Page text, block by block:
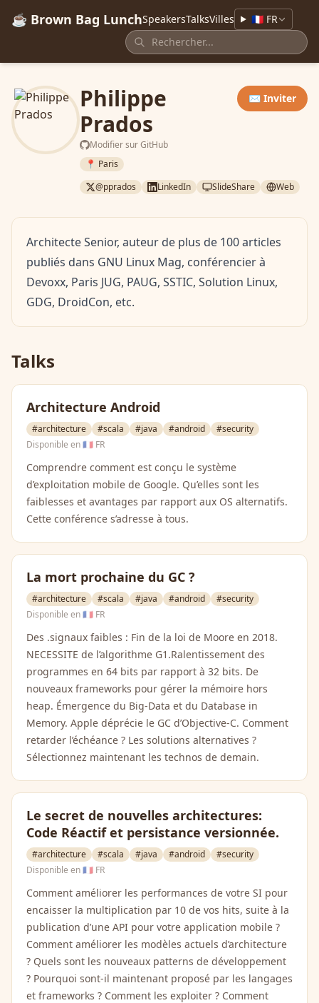
☕ Brown Bag LunchSpeakersTalksVilles 🇫🇷 FR
Philippe
Prados
Modifier sur GitHub
✉️ Inviter
📍 Paris
@pprados
LinkedIn SlideShare Web
Architecte Senior, auteur de plus de 100 articles
publiés dans GNU Linux Mag, conférencier à
Devoxx, Paris JUG, PAUG, SSTIC, Solution Linux,
GDG, DroidCon, etc.
Talks
Architecture Android
#architecture #scala #java #android
#security
Disponible en🇫🇷 FR
Comprendre comment est conçu le système
d’exploitation mobile de Google. Qu’elles sont les
faiblesses et avantages par rapport aux OS alternatifs.
Cette conférence s’adresse à tous.
La mort prochaine du GC ?
#architecture #scala #java #android
#security
Disponible en🇫🇷 FR
Des .signaux faibles : Fin de la loi de Moore en 2018.
NECESSITE de l’algorithme G1.Ralentissement des
programmes en 64 bits par rapport à 32 bits. De
nouveaux frameworks pour gérer la mémoire hors
heap. Émergence du Big-Data et du Database in
Memory. Apple déprécie le GC d’Objective-C. Comment
retarder l’échéance ? Les solutions alternatives ?
Sélectionnez maintenant les technos de demain.
Le secret de nouvelles architectures:
Code Réactif et persistance versionnée.
#architecture #scala #java #android
#security
Disponible en🇫🇷 FR
Comment améliorer les performances de votre SI pour
encaisser la multiplication par 10 de vos hits, suite à la
publication d’une API pour votre application mobile ?
Comment améliorer les modèles actuels d’architecture
? Quels sont les nouveaux patterns de développement
? Pourquoi sont-il maintenant proposé par les langages
et frameworks ? Comment les exploiter ? Comment